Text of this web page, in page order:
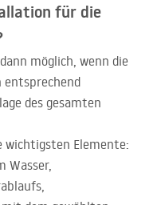
für die
möglich, wenn die
entsprechend
des gesamten
wichtigsten Elemente:
Wasser,